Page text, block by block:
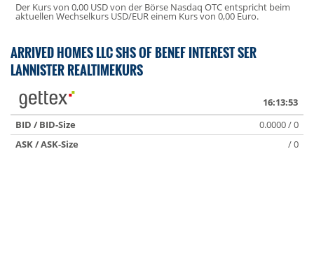
Der Kurs von 0,00 USD von der Börse Nasdaq OTC entspricht beim
aktuellen Wechselkurs USD/EUR einem Kurs von 0,00 Euro.
ARRIVED HOMES LLC SHS OF BENEF INTEREST SER
LANNISTER REALTIMEKURS
16:13:53
BID / BID-Size
0.0000 / 0
ASK / ASK-Size
/ 0